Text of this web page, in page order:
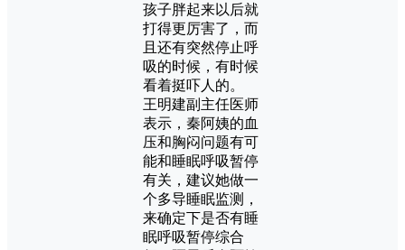
孩子胖起来以后就
打得更厉害了，而
且还有突然停止呼
吸的时候，有时候
看着挺吓人的。
王明建副主任医师
表示，秦阿姨的血
压和胸闷问题有可
能和睡眠呼吸暂停
有关，建议她做一
个多导睡眠监测，
来确定下是否有睡
眠呼吸暂停综合